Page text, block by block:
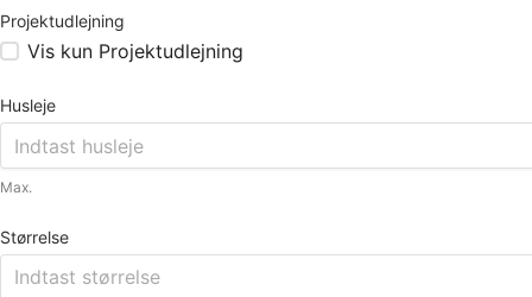
Projektudlejning
Vis kun Projektudlejning
Husleje
Max.
Størrelse